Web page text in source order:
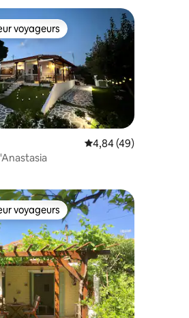
base de 9 commentaires : 4,33 sur 5
voyageurs
voyageurs
Évaluation moyenne
4,84 (49)
voyageurs
voyageurs